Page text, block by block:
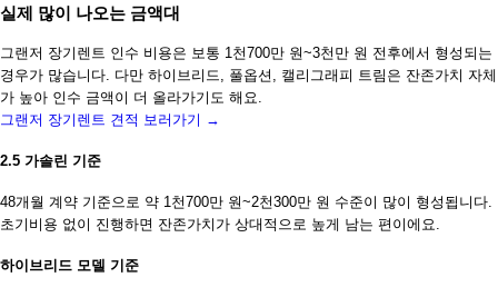
실제 많이 나오는 금액대
그랜저 장기렌트 인수 비용은 보통 1천700만 원~3천만 원 전후에서 형성되는
경우가 많습니다. 다만 하이브리드, 풀옵션, 캘리그래피 트림은 잔존가치 자체
가 높아 인수 금액이 더 올라가기도 해요.
그랜저 장기렌트 견적 보러가기 →
2.5 가솔린 기준
48개월 계약 기준으로 약 1천700만 원~2천300만 원 수준이 많이 형성됩니다.
초기비용 없이 진행하면 잔존가치가 상대적으로 높게 남는 편이에요.
하이브리드 모델 기준